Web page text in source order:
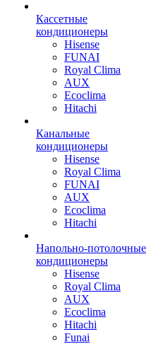
Кассетные
кондиционеры
Hisense
FUNAI
Royal Clima
AUX
Ecoclima
Hitachi
Канальные
кондиционеры
Hisense
Royal Clima
FUNAI
AUX
Ecoclima
Hitachi
Напольно-потолочные
кондиционеры
Hisense
Royal Clima
AUX
Ecoclima
Hitachi
Funai